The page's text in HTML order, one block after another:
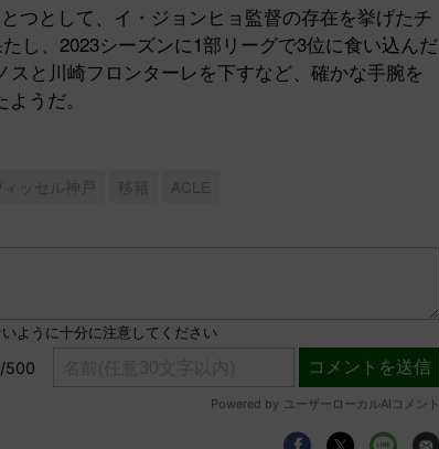
として、イ・ジョンヒョ監督の存在を挙げたチ
し、2023シーズンに1部リーグで3位に食い込んだ
と川崎フロンターレを下すなど、確かな手腕を
うだ。
ッセル神戸 移籍 ACLE